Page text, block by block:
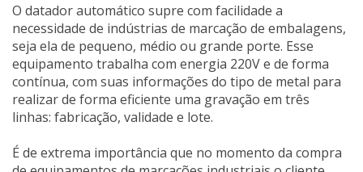
O datador automático supre com facilidade a
necessidade de indústrias de marcação de embalagens,
seja ela de pequeno, médio ou grande porte. Esse
equipamento trabalha com energia 220V e de forma
contínua, com suas informações do tipo de metal para
realizar de forma eficiente uma gravação em três
linhas: fabricação, validade e lote.
É de extrema importância que no momento da compra